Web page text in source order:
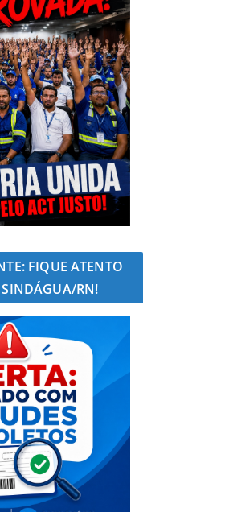
FIQUE ATENTO
RN!